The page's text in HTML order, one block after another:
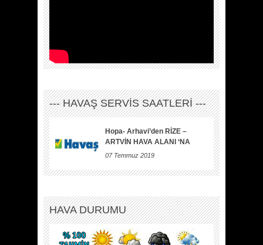
--- HAVAŞ SERVİS SAATLERİ ---
Hopa- Arhavi’den RİZE –
ARTVİN HAVA ALANI ‘NA
07 Temmuz 2019
HAVA DURUMU